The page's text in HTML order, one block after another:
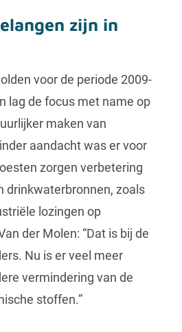
zijn in
voor de periode 2009-
lag de focus met name op
maken van
aandacht was er voor
zorgen verbetering
drinkwaterbronnen, zoals
lozingen op
der Molen: “Dat is bij de
Nu is er veel meer
vermindering van de
stoffen.”